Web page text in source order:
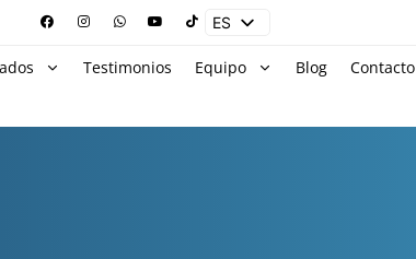
ES
Testimonios Equipo Blog Contacto